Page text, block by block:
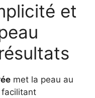
et
met la peau au
facilitant